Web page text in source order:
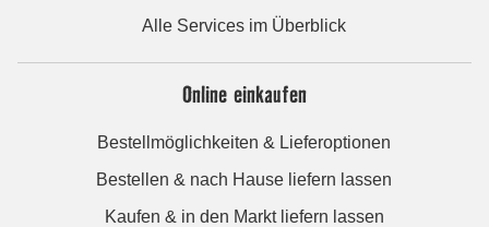
Alle Services im Überblick
Online einkaufen
Bestellmöglichkeiten & Lieferoptionen
Bestellen & nach Hause liefern lassen
Kaufen & in den Markt liefern lassen